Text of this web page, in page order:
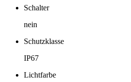
Schalter
nein
Schutzklasse
IP67
Lichtfarbe